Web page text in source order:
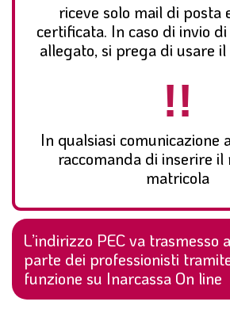
riceve solo mail di posta
certificata. In caso di invio
allegato, si prega di usare
In qualsiasi comunicazione
raccomanda di inserire il
matricola
L’indirizzo PEC va trasmesso
parte dei professionisti
funzione su Inarcassa On line